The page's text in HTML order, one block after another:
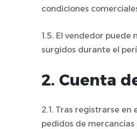
condiciones
1.5. El vendedor
surgidos durante el
2. Cuenta
2.1. Tras registrarse
pedidos de mercancías